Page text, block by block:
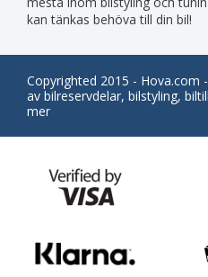
kan tänkas behöva till din bil!
Copyrighted 2015 - Hova.com
av bilreservdelar, bilstyling,
mer